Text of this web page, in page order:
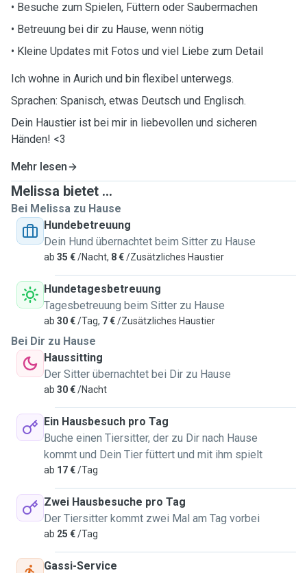
• Besuche zum Spielen, Füttern oder Saubermachen
• Betreuung bei dir zu Hause, wenn nötig
• Kleine Updates mit Fotos und viel Liebe zum Detail
Ich wohne in Aurich und bin flexibel unterwegs.
Sprachen: Spanisch, etwas Deutsch und Englisch.
Dein Haustier ist bei mir in liebevollen und sicheren
Händen! <3
Mehr lesen
Melissa bietet ...
Bei Melissa zu Hause
Hundebetreuung
Dein Hund übernachtet beim Sitter zu Hause
ab 35 €/Nacht, 8 €/Zusätzliches Haustier
Hundetagesbetreuung
Tagesbetreuung beim Sitter zu Hause
ab 30 €/Tag, 7 €/Zusätzliches Haustier
Bei Dir zu Hause
Haussitting
Der Sitter übernachtet bei Dir zu Hause
ab 30 €/Nacht
Ein Hausbesuch pro Tag
Buche einen Tiersitter, der zu Dir nach Hause
kommt und Dein Tier füttert und mit ihm spielt
ab 17 €/Tag
Zwei Hausbesuche pro Tag
Der Tiersitter kommt zwei Mal am Tag vorbei
ab 25 €/Tag
Gassi-Service